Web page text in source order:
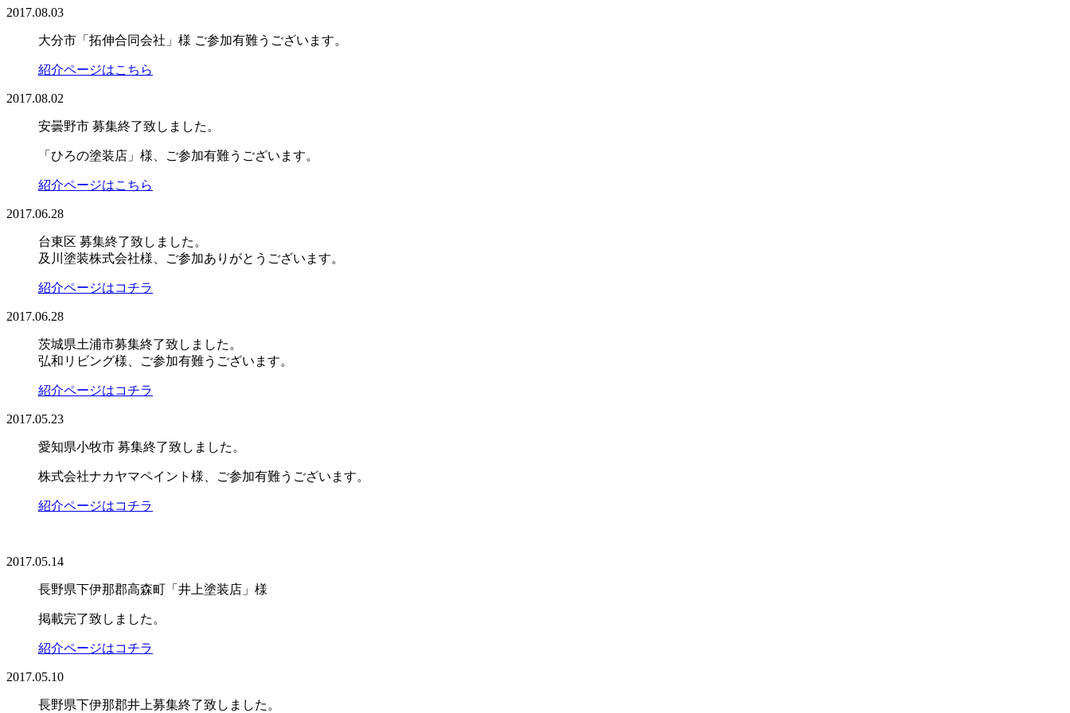
2017.08.03
大分市「拓伸合同会社」様 ご参加有難うございます。
紹介ページはこちら
2017.08.02
安曇野市 募集終了致しました。
「ひろの塗装店」様、ご参加有難うございます。
紹介ページはこちら
2017.06.28
台東区 募集終了致しました。
及川塗装株式会社様、ご参加ありがとうございます。
紹介ページはコチラ
2017.06.28
茨城県土浦市募集終了致しました。
弘和リビング様、ご参加有難うございます。
紹介ページはコチラ
2017.05.23
愛知県小牧市 募集終了致しました。
株式会社ナカヤマペイント様、ご参加有難うございます。
紹介ページはコチラ
2017.05.14
長野県下伊那郡高森町「井上塗装店」様
掲載完了致しました。
紹介ページはコチラ
2017.05.10
長野県下伊那郡井上募集終了致しました。